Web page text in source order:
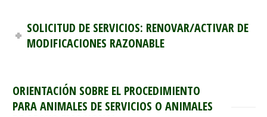
SOLICITUD DE SERVICIOS: RENOVAR/ACTIVAR DE
MODIFICACIONES RAZONABLE
ORIENTACIÓN SOBRE EL PROCEDIMIENTO
PARA ANIMALES DE SERVICIOS O ANIMALES